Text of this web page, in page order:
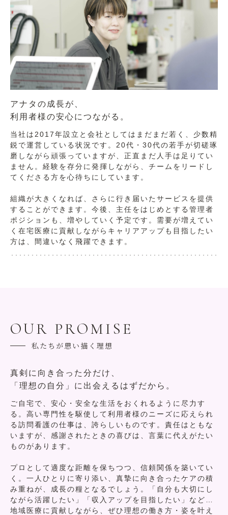
アナタの成長が、
利用者様の安心につながる。
当社は2017年設立と会社としてはまだまだ若く、少数精
鋭で運営している状況です。20代・30代の若手が切磋琢
磨しながら頑張っていますが、正直まだ人手は足りてい
ません。経験を存分に発揮しながら、チームをリードし
てくださる方を心待ちにしています。
組織が大きくなれば、さらに行き届いたサービスを提供
することができます。今後、主任をはじめとする管理者
ポジションも、増やしていく予定です。需要が増えてい
く在宅医療に貢献しながらキャリアアップも目指したい
方は、間違いなく飛躍できます。
OUR PROMISE
私たちが思い描く理想
真剣に向き合った分だけ、
「理想の自分」に出会えるはずだから。
ご自宅で、安心・安全な生活をおくれるように尽力す
る。 高い専門性を駆使して利用者様のニーズに応えられ
る訪問看護の仕事は、誇らしいものです。責任はともな
いますが、感謝されたときの喜びは、言葉に代えがたい
ものがあります。
プロとして適度な距離を保ちつつ、信頼関係を築いてい
く。一人ひとりに寄り添い、真摯に向き合ったケアの積
み重ねが、成長の糧となるでしょう。「自分も大切にし
ながら活躍したい」「収入アップを目指したい」など…
地域医療に貢献しながら、ぜひ理想の働き方・姿を叶え